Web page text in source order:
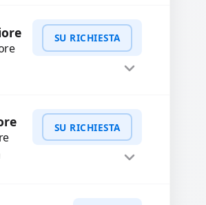
SU RICHIESTA
WhatsApp
SU RICHIESTA